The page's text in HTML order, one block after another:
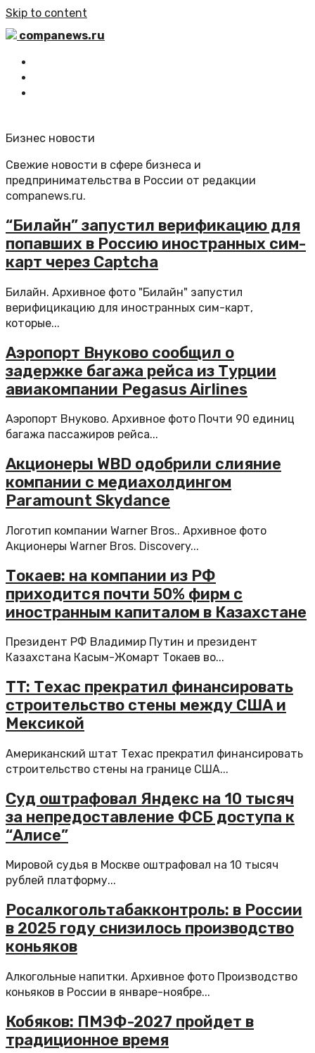
Skip to content
companews.ru
Бизнес новости
Свежие новости в сфере бизнеса и
предпринимательства в России от редакции
companews.ru.
“Билайн” запустил верификацию для
попавших в Россию иностранных сим-
карт через Captcha
Билайн. Архивное фото "Билайн" запустил
верифицикацию для иностранных сим-карт,
которые...
Аэропорт Внуково сообщил о
задержке багажа рейса из Турции
авиакомпании Pegasus Airlines
Аэропорт Внуково. Архивное фото Почти 90 единиц
багажа пассажиров рейса...
Акционеры WBD одобрили слияние
компании с медиахолдингом
Paramount Skydance
Логотип компании Warner Bros.. Архивное фото
Акционеры Warner Bros. Discovery...
Токаев: на компании из РФ
приходится почти 50% фирм с
иностранным капиталом в Казахстане
Президент РФ Владимир Путин и президент
Казахстана Касым-Жомарт Токаев во...
TT: Техас прекратил финансировать
строительство стены между США и
Мексикой
Американский штат Техас прекратил финансировать
строительство стены на границе США...
Суд оштрафовал Яндекс на 10 тысяч
за непредоставление ФСБ доступа к
“Алисе”
Мировой судья в Москве оштрафовал на 10 тысяч
рублей платформу...
Росалкогольтабакконтроль: в России
в 2025 году снизилось производство
коньяков
Алкогольные напитки. Архивное фото Производство
коньяков в России в январе-ноябре...
Кобяков: ПМЭФ-2027 пройдет в
традиционное время